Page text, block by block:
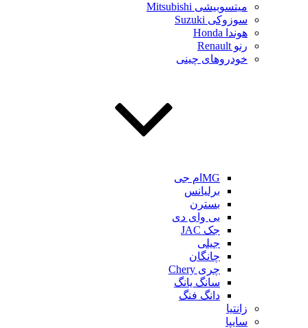
میتسوبیشی Mitsubishi
سوزوکی Suzuki
هوندا Honda
رنو Renault
خودروهای چینی
MGام جی
برلیانس
بسترن
بی وای دی
جک JAC
جیلی
چانگان
چری Chery
سانگ یانگ
دانگ فنگ
زانتیا
سایپا